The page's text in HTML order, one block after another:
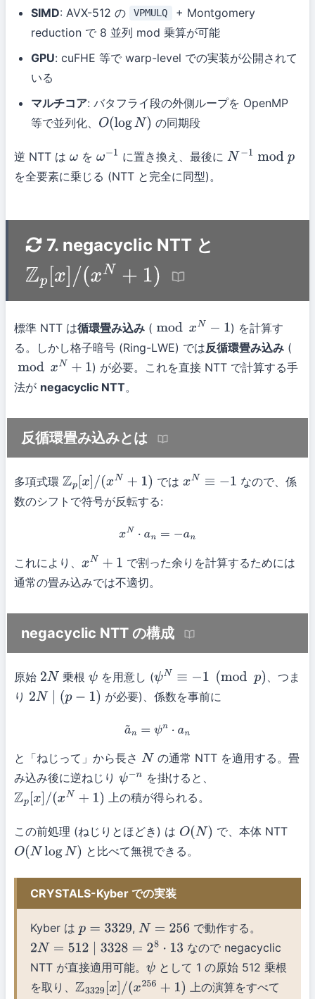
SIMD: AVX-512 の VPMULQ
+ Montgomery
reduction で 8 並列 mod 乗算が可能
GPU: cuFHE 等で warp-level での実装が公開されて
いる
マルチコア: バタフライ段の外側ループを OpenMP
等で並列化、 O(logN) の同期段
逆 NTT は ω をω 1 に置き換え、最後に N− modp
を全要素に乗じる (NTT と完全に同型)。
7. negacyclic NTT と
Zp [x] /(xN + 1)
標準 NTT は循環畳み込み ( modx N−1
) を計算す
る。しかし格子暗号 (Ring-LWE) では反循環畳み込み (
modx N+1
) が必要。これを直接 NTT で計算する手
法が negacyclic NTT。
反循環畳み込みとは
多項式環 Zp[x] /( xN+ ) では xN≡ −1
なので、係
数のシフトで符号が反転する:
x N⋅an =− an
これにより、 xN +1
で割った余りを計算するためには
通常の畳み込みでは不適切。
negacyclic NTT の構成
原始 2N 乗根ψ を用意し (ψN ≡−1 (modp)
、つま
り 2N∣ −1) が必要)、係数を事前に
a ~n=ψn a n
と「ねじって」から長さ N の通常 NTT を適用する。畳
み込み後に逆ねじり ψ− n を掛けると、
Zp[x] /( xN+ ) 上の積が得られる。
この前処理 (ねじりとほどき) は O(N)
で、本体 NTT
O(NlogN) と比べて無視できる。
CRYSTALS-Kyber での実装
Kyber はp =3329 , N= 256
で動作する。
2N= 512∣3328=28⋅ 13
なので negacyclic
NTT が直接適用可能。ψ として 1 の原始 512 乗根
を取り、Z3329[x ]/(x256+1 )
上の演算をすべて